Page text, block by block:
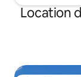
Location